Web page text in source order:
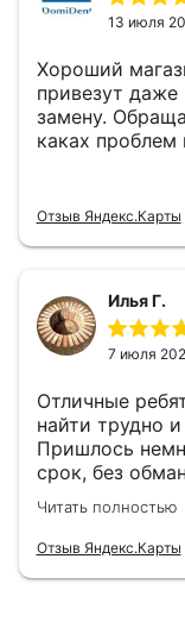
13 июля
Хороший
привезут даже
замену.
каках проблем
Отзыв Яндекс.Карты
Илья Г.
7 июля
Отличные
найти трудно
Пришлось
срок, без
Буду ещё
Читать полностью
Отзыв Яндекс.Карты